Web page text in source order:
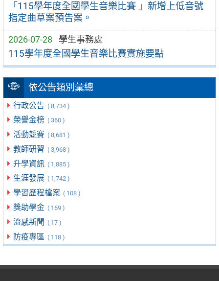
「115學年度全國學生音樂比賽 」新增上低音號
指定曲草案預告案。
2026-07-28 學生事務處
115學年度全國學生音樂比賽實施要點
依公告類別彙總
行政公告 ( 8,734 )
榮譽金榜 ( 360 )
活動競賽 ( 8,681 )
教師研習 ( 3,968 )
升學資訊 ( 1,885 )
生涯發展 ( 1,742 )
學習歷程檔案 ( 108 )
獎助學金 ( 169 )
流感新聞 ( 17 )
防疫專區 ( 118 )